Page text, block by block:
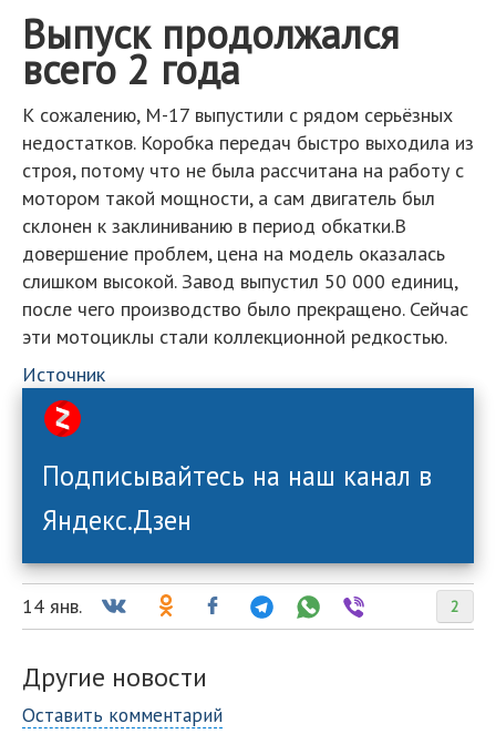
Выпуск продолжался
всего 2 года
К сожалению, M-17 выпустили с рядом серьёзных
недостатков. Коробка передач быстро выходила из
строя, потому что не была рассчитана на работу с
мотором такой мощности, а сам двигатель был
склонен к заклиниванию в период обкатки.В
довершение проблем, цена на модель оказалась
слишком высокой. Завод выпустил 50 000 единиц,
после чего производство было прекращено. Сейчас
эти мотоциклы стали коллекционной редкостью.
Источник
Подписывайтесь на наш канал в
Яндекс.Дзен
2
14 янв.
Другие новости
Оставить комментарий